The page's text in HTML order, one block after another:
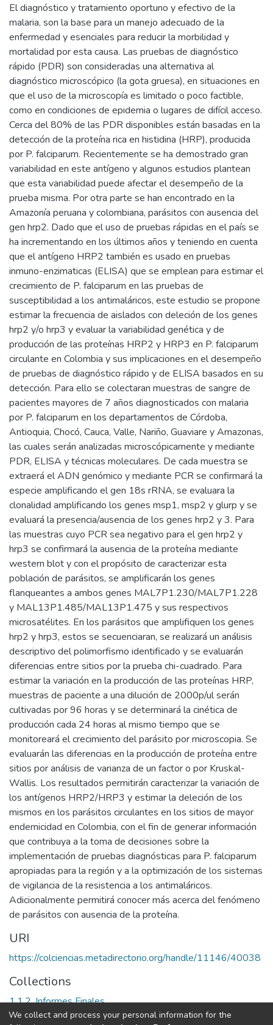
El diagnóstico y tratamiento oportuno y efectivo de la
malaria, son la base para un manejo adecuado de la
enfermedad y esenciales para reducir la morbilidad y
mortalidad por esta causa. Las pruebas de diagnóstico
rápido (PDR) son consideradas una alternativa al
diagnóstico microscópico (la gota gruesa), en situaciones en
que el uso de la microscopía es limitado o poco factible,
como en condiciones de epidemia o lugares de difícil acceso.
Cerca del 80% de las PDR disponibles están basadas en la
detección de la proteína rica en histidina (HRP), producida
por P. falciparum. Recientemente se ha demostrado gran
variabilidad en este antígeno y algunos estudios plantean
que esta variabilidad puede afectar el desempeño de la
prueba misma. Por otra parte se han encontrado en la
Amazonía peruana y colombiana, parásitos con ausencia del
gen hrp2. Dado que el uso de pruebas rápidas en el país se
ha incrementando en los últimos años y teniendo en cuenta
que el antígeno HRP2 también es usado en pruebas
inmuno-enzimaticas (ELISA) que se emplean para estimar el
crecimiento de P. falciparum en las pruebas de
susceptibilidad a los antimaláricos, este estudio se propone
estimar la frecuencia de aislados con deleción de los genes
hrp2 y/o hrp3 y evaluar la variabilidad genética y de
producción de las proteínas HRP2 y HRP3 en P. falciparum
circulante en Colombia y sus implicaciones en el desempeño
de pruebas de diagnóstico rápido y de ELISA basados en su
detección. Para ello se colectaran muestras de sangre de
pacientes mayores de 7 años diagnosticados con malaria
por P. falciparum en los departamentos de Córdoba,
Antioquia, Chocó, Cauca, Valle, Nariño, Guaviare y Amazonas,
las cuales serán analizadas microscópicamente y mediante
PDR, ELISA y técnicas moleculares. De cada muestra se
extraerá el ADN genómico y mediante PCR se confirmará la
especie amplificando el gen 18s rRNA, se evaluara la
clonalidad amplificando los genes msp1, msp2 y glurp y se
evaluará la presencia/ausencia de los genes hrp2 y 3. Para
las muestras cuyo PCR sea negativo para el gen hrp2 y
hrp3 se confirmará la ausencia de la proteína mediante
western blot y con el propósito de caracterizar esta
población de parásitos, se amplificarán los genes
flanqueantes a ambos genes MAL7P1.230/MAL7P1.228
y MAL13P1.485/MAL13P1.475 y sus respectivos
microsatélites. En los parásitos que amplifiquen los genes
hrp2 y hrp3, estos se secuenciaran, se realizará un análisis
descriptivo del polimorfismo identificado y se evaluarán
diferencias entre sitios por la prueba chi-cuadrado. Para
estimar la variación en la producción de las proteínas HRP,
muestras de paciente a una dilución de 2000p/ul serán
cultivadas por 96 horas y se determinará la cinética de
producción cada 24 horas al mismo tiempo que se
monitoreará el crecimiento del parásito por microscopia. Se
evaluarán las diferencias en la producción de proteína entre
sitios por análisis de varianza de un factor o por Kruskal-
Wallis. Los resultados permitirán caracterizar la variación de
los antígenos HRP2/HRP3 y estimar la deleción de los
mismos en los parásitos circulantes en los sitios de mayor
endemicidad en Colombia, con el fin de generar información
que contribuya a la toma de decisiones sobre la
implementación de pruebas diagnósticas para P. falciparum
apropiadas para la región y a la optimización de los sistemas
de vigilancia de la resistencia a los antimaláricos.
Adicionalmente permitirá conocer más acerca del fenómeno
de parásitos con ausencia de la proteína.
URI
https://colciencias.metadirectorio.org/handle/11146/40038
Collections
1.1.2. Informes Finales
We collect and process your personal information for the